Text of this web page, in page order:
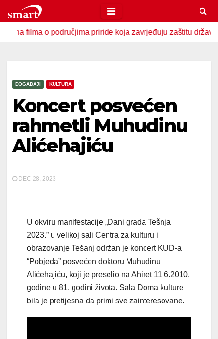
to
contento područjima priride koja zavrjeđuju zaštitu države U
DOGAĐAJI KULTURA
Koncert posvećen
rahmetli Muhudinu
Alićehajiću
DEC 28, 2023
U okviru manifestacije „Dani grada Tešnja
2023.” u velikoj sali Centra za kulturu i
obrazovanje Tešanj održan je koncert KUD-a
“Pobjeda” posvećen doktoru Muhudinu
Alićehajiću, koji je preselio na Ahiret 11.6.2010.
godine u 81. godini života. Sala Doma kulture
bila je pretijesna da primi sve zainteresovane.